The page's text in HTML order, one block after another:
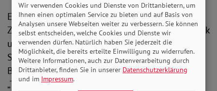
Etwa 600 Leute waren auf und an der Strecke.
Zwischen den Läufen gab es auf der Bühne Musik
und Talk mit Rafael Treite, der auch wieder im
Start und Ziel moderierte. So klärte „Tourette-
Botschafter“ Jean-Marc Lorber kurzweilig über
„Tics“ auf und performte eigene Songs. Mit
Wir verwenden Cookies und Dienste von Drittanbietern, um
Ihnen einen optimalen Service zu bieten und auf Basis von
Analysen unsere Webseiten weiter zu verbessern. Sie können
selbst entscheiden, welche Cookies und Dienste wir
verwenden dürfen. Natürlich haben Sie jederzeit die
Möglichkeit, die bereits erteilte Einwilligung zu widerrufen.
Weitere Informationen, auch zur Datenverarbeitung durch
Drittanbieter, finden Sie in unserer Datenschutzerklärung
und im Impressum.